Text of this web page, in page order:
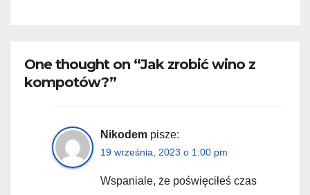
One thought on “Jak zrobić wino z
kompotów?”
Nikodem pisze:
19 września, 2023 o 1:00 pm
Wspaniale, że poświęciłeś czas